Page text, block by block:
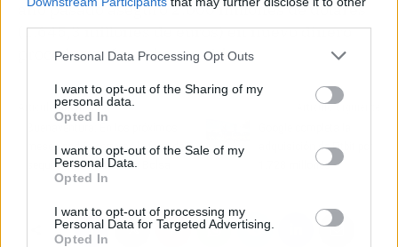
Personal Data Processing Opt Outs
I want to opt-out of the Sharing of my
personal data.
Opted In
I want to opt-out of the Sale of my
Personal Data.
Opted In
I want to opt-out of processing my
Personal Data for Targeted Advertising.
Opted In
año pasado aseguró 2.000 millones de dólares
(1.645,3 millones de euros) en nuevo dinero
procedente de un banco chino.
Artículo anterior
Buenaventura: En los próximos
meses podría cerrarse la fase de
sequía en las salidas a Bolsa
Artículo siguiente
adquisición de Fitbit por
1.728 millones